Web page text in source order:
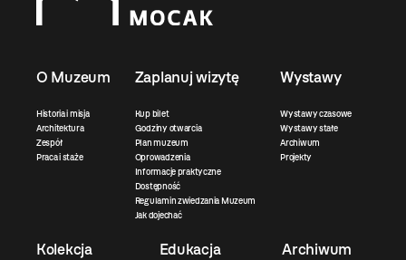
O Muzeum
Historia i misja
Architektura
Zespół
Praca i staże
Zaplanuj wizytę
Kup bilet
Godziny otwarcia
Plan muzeum
Oprowadzenia
Informacje praktyczne
Dostępność
Regulamin zwiedzania Muzeum
Jak dojechać
Wystawy
Wystawy czasowe
Wystawy stałe
Archiwum
Projekty
Kolekcja Edukacja Archiwum